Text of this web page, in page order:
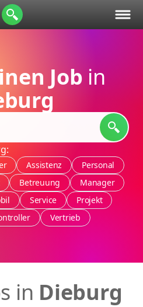
Job in
Assistenz
Personal
Betreuung
Manager
Service
Projekt
Vertrieb
in Dieburg